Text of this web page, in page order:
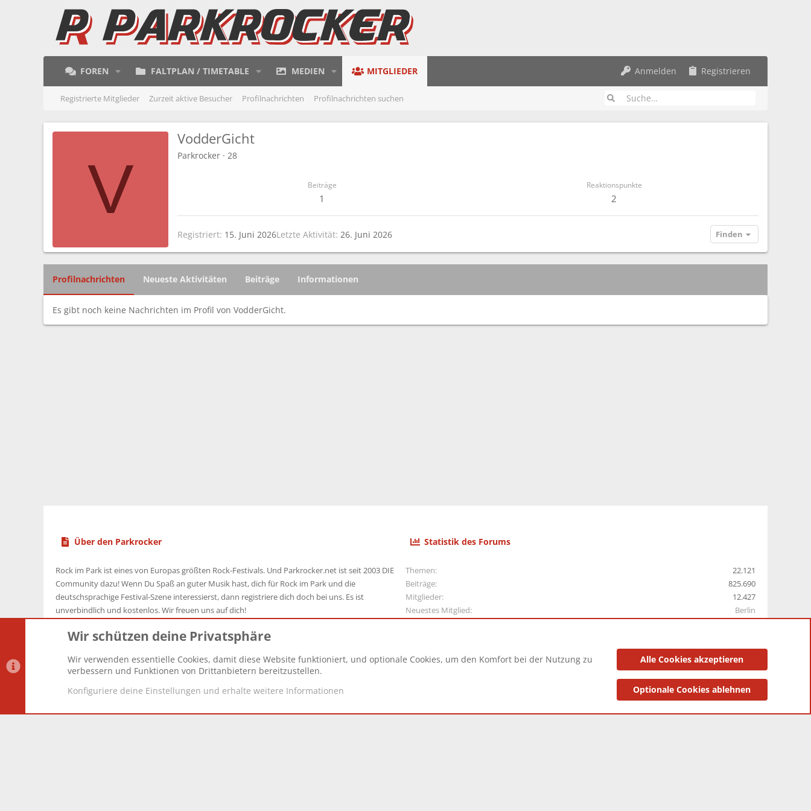
FOREN FALTPLAN / TIMETABLE MEDIEN MITGLIEDER Anmelden Registrieren
Registrierte Mitglieder Zurzeit aktive Besucher Profilnachrichten Profilnachrichten suchen
V
VodderGicht
Parkrocker · 28
Beiträge
1
Reaktionspunkte
2
Registriert 15. Juni 2026Letzte Aktivität 26. Juni 2026 Finden
Profilnachrichten Neueste Aktivitäten Beiträge Informationen
Es gibt noch keine Nachrichten im Profil von VodderGicht.
Über den Parkrocker
Rock im Park ist eines von Europas größten Rock-Festivals. Und Parkrocker.net ist seit 2003 DIE
Community dazu! Wenn Du Spaß an guter Musik hast, dich für Rock im Park und die
deutschsprachige Festival-Szene interessierst, dann registriere dich doch bei uns. Es ist
unverbindlich und kostenlos. Wir freuen uns auf dich!
Statistik des Forums
Themen
22.121
Beiträge
825.690
Mitglieder
12.427
Neuestes Mitglied
Berlin
Datenschutz-Einstellungen PR Light Deutsch [Du] Datenschutzerklärung Impressum
Wir schützen deine Privatsphäre
Wir verwenden essentielle Cookies, damit diese Website funktioniert, und optionale Cookies, um den Komfort bei der Nutzung zu
verbessern und Funktionen von Drittanbietern bereitzustellen.
Konfiguriere deine Einstellungen und erhalte weitere Informationen
Alle Cookies akzeptieren
Optionale Cookies ablehnen